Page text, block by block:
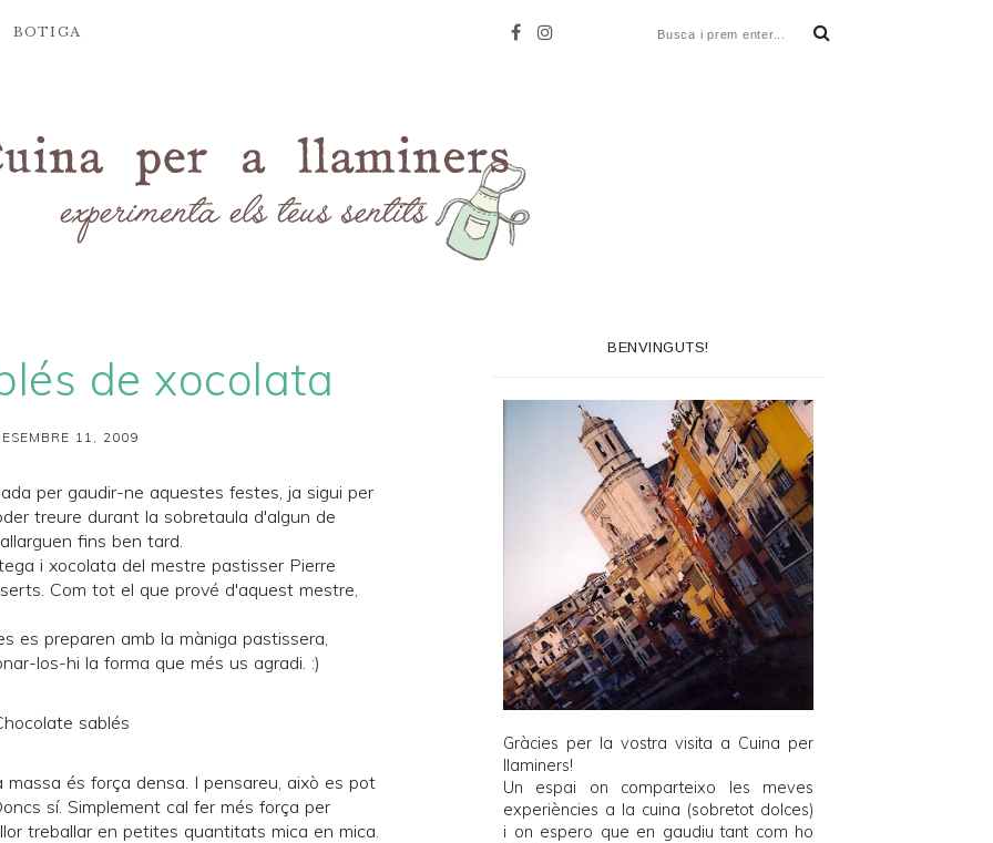
BOTIGA
de xocolata
11, 2009
per gaudir-ne aquestes festes, ja sigui per
treure durant la sobretaula d'algun de
fins ben tard.
i xocolata del mestre pastisser Pierre
. Com tot el que prové d'aquest mestre,
es preparen amb la màniga pastissera,
los-hi la forma que més us agradi. :)
és força densa. I pensareu, això es pot
sí. Simplement cal fer més força per
treballar en petites quantitats mica en mica.
BENVINGUTS!
Gràcies per la vostra visita a Cuina per
llaminers!
Un espai on comparteixo les meves
experiències a la cuina (sobretot dolces)
i on espero que en gaudiu tant com ho